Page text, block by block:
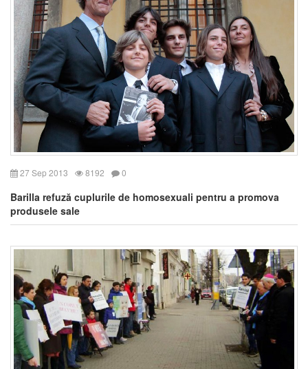
27 Sep 2013 8192 0
Barilla refuză cuplurile de homosexuali pentru a promova
produsele sale